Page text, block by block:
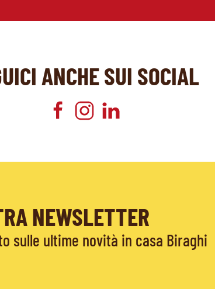
ANCHE SUI SOCIAL
NEWSLETTER
sulle ultime novità in casa Biraghi